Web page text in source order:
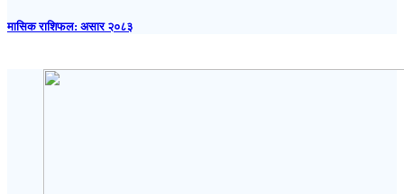
मासिक राशिफल: असार २०८३